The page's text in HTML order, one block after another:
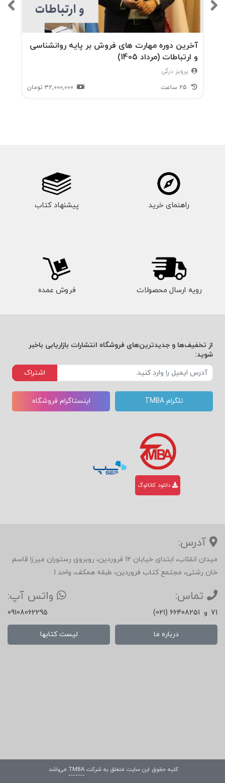
آخرین دوره مهارت های فروش بر پایه روانشناسی
و ارتباطات (مرداد 1405)
پرویز درگی
32,000,000 تومان
راهنمای خرید پیشنهاد کتاب
رویه ارسال محصولات فروش عمده
از تخفیف‌ها و جدیدترین‌های فروشگاه انتشارات بازاریابی باخبر
شوید:
اشتراک
تلگرام TMBA اینستاگرام فروشگاه
دانلود کاتالوگ
آدرس:
میدان انقلاب، ابتدای خیابان 12 فروردین، روبروی رستوران میرزا قاسم
خان رشتی، مجتمع کتاب فروردین، طبقه همکف، واحد 1
تماس:
(021) 66408251 و 71
واتس آپ:
09108062295
درباره ما لیست کتابها
کلیه حقوق این سایت متعلق به شرکتTMBA می‌باشد.